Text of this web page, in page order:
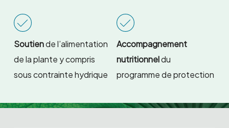
Soutiende l’alimentation
de la plante y compris
sous contrainte hydrique
Accompagnement
nutritionneldu
programme de protection